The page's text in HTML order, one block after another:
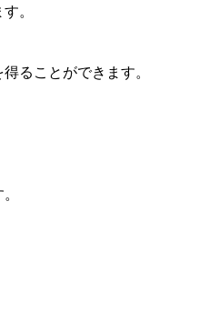
。
ることができます。